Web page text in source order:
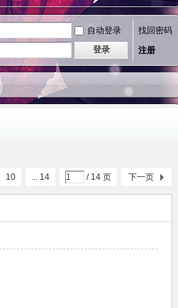
自动登录
找回密码
登录 注册
10 ... 14 / 14 页 下一页